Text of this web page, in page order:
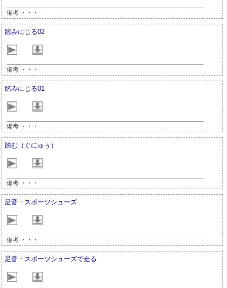
備考 ・・・
踏みにじる02
備考 ・・・
踏みにじる01
備考 ・・・
踏む（ぐにゅぅ）
備考 ・・・
足音・スポーツシューズ
備考 ・・・
足音・スポーツシューズで走る